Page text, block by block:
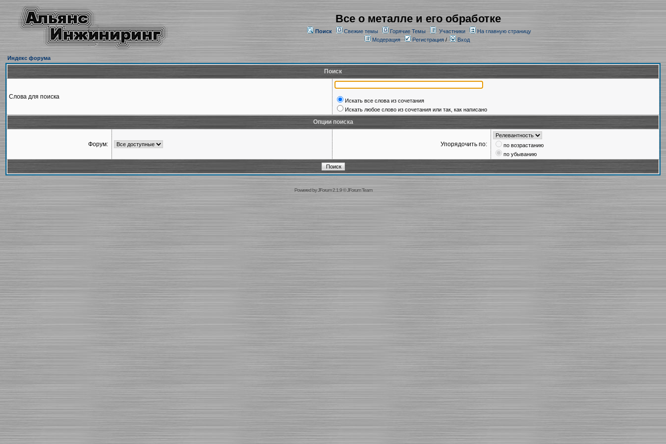
Все о металле и его обработке
Поиск Свежие темы Горячие Темы Участники
На главную страницу
Модерация
Регистрация/ Вход
Индекс форума
Поиск
Слова для поиска
Искать все слова из сочетания
Искать любое слово из сочетания или так, как написано
Опции поиска
Форум: Упорядочить по:
по возрастанию
по убыванию
Powered byJForum 2.1.9©JForum Team